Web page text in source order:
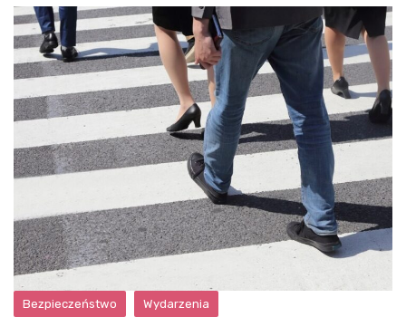
Bezpieczeństwo Wydarzenia